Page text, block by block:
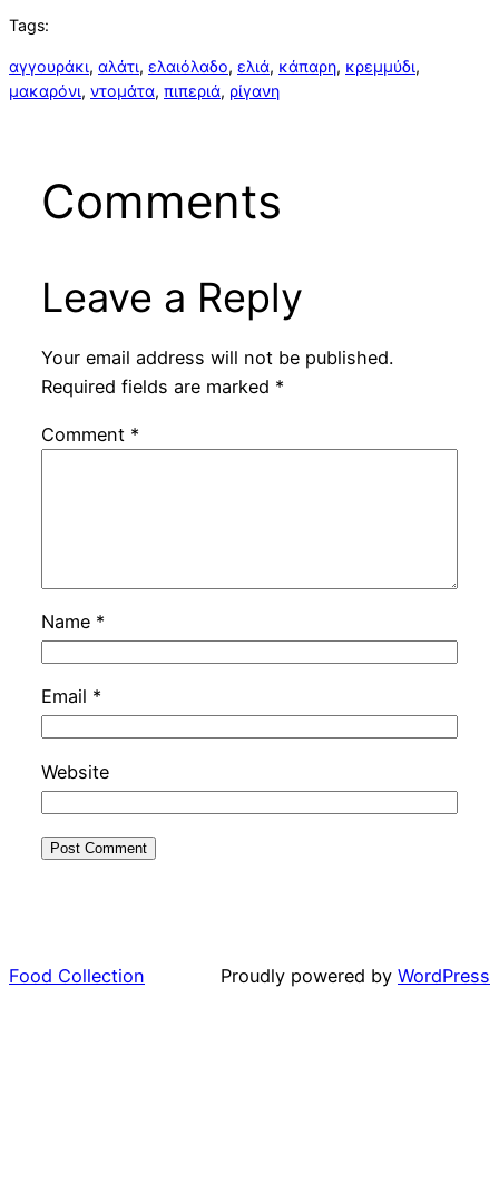
Tags:
αγγουράκι, αλάτι, ελαιόλαδο, ελιά, κάπαρη, κρεμμύδι
μακαρόνι, ντομάτα, πιπεριά, ρίγανη
Comments
Leave a Reply
Your email address will not be published.
Required fields are marked *
Comment *
Name *
Email *
Website
Food Collection Proudly powered by WordPress